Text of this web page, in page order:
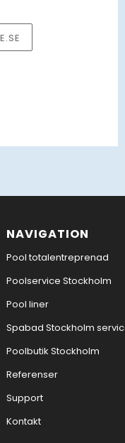
NAVIGATION
Pool totalentreprenad
Poolservice Stockholm
Pool liner
Spabad Stockholm service
Poolbutik Stockholm
Referenser